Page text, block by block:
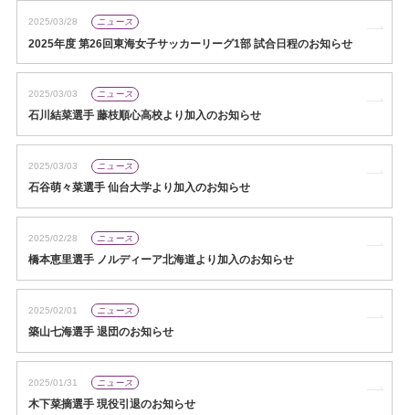
2025/03/28 ニュース
2025年度 第26回東海女子サッカーリーグ1部 試合日程のお知らせ
2025/03/03 ニュース
石川結菜選手 藤枝順心高校より加入のお知らせ
2025/03/03 ニュース
石谷萌々菜選手 仙台大学より加入のお知らせ
2025/02/28 ニュース
橋本恵里選手 ノルディーア北海道より加入のお知らせ
2025/02/01 ニュース
築山七海選手 退団のお知らせ
2025/01/31 ニュース
木下菜摘選手 現役引退のお知らせ